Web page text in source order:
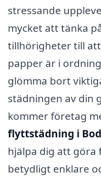
stressande
mycket att tänka
tillhörigheter till
papper är i
glömma bort
städningen av din
kommer företag
flyttstädning i
hjälpa dig att göra
betydligt enklare